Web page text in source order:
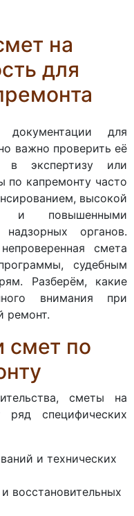
на
для
для
важно проверить её
в экспертизу или
по капремонту часто
высокой
и повышенными
органов.
смета
судебным
Разберём, какие
внимания при
ремонт.
смет по
сметы на
специфических
и технических
восстановительных